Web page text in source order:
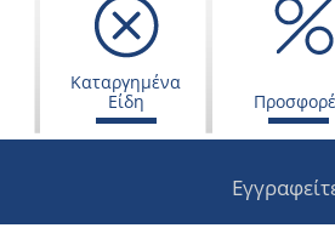
Καταργημένα
Είδη